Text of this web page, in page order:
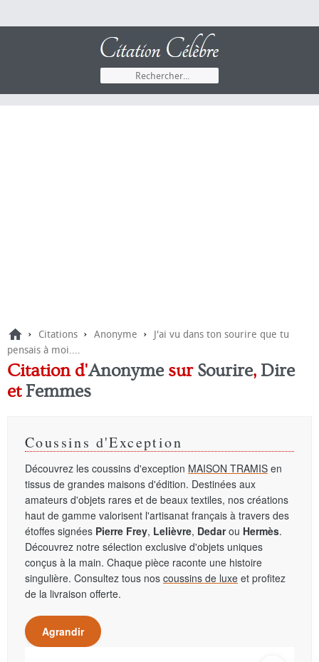
› Citations › Anonyme ›
J'ai vu dans ton sourire que tu
pensais à moi....
Citation d'Anonymesur Sourire, Dire
et Femmes
Coussins d'Exception
Découvrez les coussins d'exception MAISON TRAMIS en
tissus de grandes maisons d'édition. Destinées aux
amateurs d'objets rares et de beaux textiles, nos créations
haut de gamme valorisent l'artisanat français à travers des
étoffes signées Pierre Frey, Lelièvre, Dedarou Hermès.
Découvrez notre sélection exclusive d'objets uniques
conçus à la main. Chaque pièce raconte une histoire
singulière. Consultez tous nos coussins de luxe et profitez
de la livraison offerte.
Agrandir